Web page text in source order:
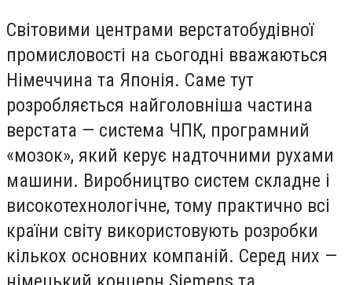
Світовими центрами верстатобудівної
промисловості на сьогодні вважаються
Німеччина та Японія. Саме тут
розробляється найголовніша частина
верстата — система ЧПК, програмний
«мозок», який керує надточними рухами
машини. Виробництво систем складне і
високотехнологічне, тому практично всі
країни світу використовують розробки
кількох основних компаній. Серед них —